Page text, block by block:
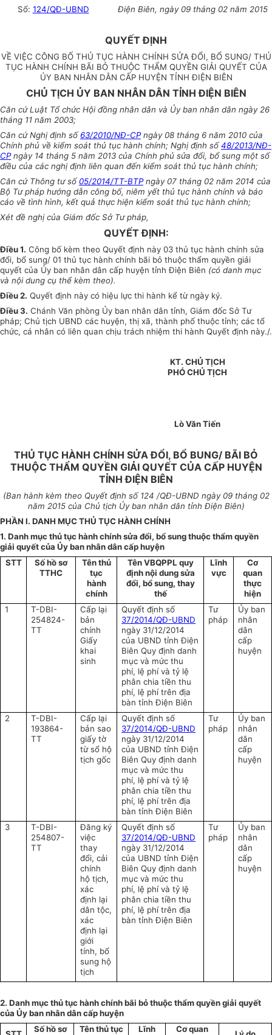
Số: 124/QĐ-UBND Điện Biên, ngày 09 tháng 02 năm 2015
QUYẾT ĐỊNH
VỀ VIỆC CÔNG BỐ THỦ TỤC HÀNH CHÍNH SỬA ĐỔI, BỔ SUNG/ THỦ
TỤC HÀNH CHÍNH BÃI BỎ THUỘC THẨM QUYỀN GIẢI QUYẾT CỦA
ỦY BAN NHÂN DÂN CẤP HUYỆN TỈNH ĐIỆN BIÊN
CHỦ TỊCH ỦY BAN NHÂN DÂN TỈNH ĐIỆN BIÊN
Căn cứ Luật Tổ chức Hội đồng nhân dân và Ủy ban nhân dân ngày 26
tháng 11 năm 2003;
Căn cứ Nghị định số 63/2010/NĐ-CPngày 08 tháng 6 năm 2010 của
Chính phủ về kiểm soát thủ tục hành chính; Nghị định số48/2013/NĐ-
CPngày 14 tháng 5 năm 2013 của Chính phủ sửa đổi, bổ sung một số
điều của các nghị định liên quan đến kiểm soát thủ tục hành chính;
Căn cứ Thông tư số 05/2014/TT-BTPngày 07 tháng 02 năm 2014 của
Bộ Tư pháp hướng dẫn công bố, niêm yết thủ tục hành chính và báo
cáo về tình hình, kết quả thực hiện kiểm soát thủ tục hành chính;
Xét đề nghị của Giám đốc Sở Tư pháp,
QUYẾT ĐỊNH:
Điều 1. Công bố kèm theo Quyết định này 03 thủ tục hành chính sửa
đổi, bổ sung/ 01 thủ tục hành chính bãi bỏ thuộc thẩm quyền giải
quyết của Ủy ban nhân dân cấp huyện tỉnh Điện Biên (có danh mục
và nội dung cụ thể kèm theo).
Điều 2. Quyết định này có hiệu lực thi hành kể từ ngày ký.
Điều 3. Chánh Văn phòng Ủy ban nhân dân tỉnh, Giám đốc Sở Tư
pháp; Chủ tịch UBND các huyện, thị xã, thành phố thuộc tỉnh; các tổ
chức, cá nhân có liên quan chịu trách nhiệm thi hành Quyết định này./.
KT. CHỦ TỊCH
PHÓ CHỦ TỊCH
Lò Văn Tiến
THỦ TỤC HÀNH CHÍNH SỬA ĐỔI, BỔ BUNG/ BÃI BỎ
THUỘC THẨM QUYỀN GIẢI QUYẾT CỦA CẤP HUYỆN
TỈNH ĐIỆN BIÊN
(Ban hành kèm theo Quyết định số 124 /QĐ-UBND ngày 09 tháng 02
năm 2015 của Chủ tịch Ủy ban nhân dân tỉnh Điện Biên)
PHẦN I. DANH MỤC THỦ TỤC HÀNH CHÍNH
1. Danh mục thủ tục hành chính sửa đổi, bổ sung thuộc thẩm quyền
giải quyết của Ủy ban nhân dân cấp huyện
STT
Số hồ sơ
TTHC
Tên thủ
tục
hành
chính
Tên VBQPPL quy
định nội dung sửa
đổi, bổ sung, thay
thế
Lĩnh
vực
Cơ
quan
thực
hiện
1
T-DBI-
254824-
TT
Cấp lại
bản
chính
Giấy
khai
sinh
Quyết định số
37/2014/QĐ-UBND
ngày 31/12/2014
của UBND tỉnh Điện
Biên Quy định danh
mục và mức thu
phí, lệ phí và tỷ lệ
phân chia tiền thu
phí, lệ phí trên địa
bàn tỉnh Điện Biên
Tư
pháp
Ủy ban
nhân
dân
cấp
huyện
2
T-DBI-
193864-
TT
Cấp lại
bản sao
giấy tờ
từ sổ hộ
tịch gốc
Quyết định số
37/2014/QĐ-UBND
ngày 31/12/2014
của UBND tỉnh Điện
Biên Quy định danh
mục và mức thu
phí, lệ phí và tỷ lệ
phân chia tiền thu
phí, lệ phí trên địa
bàn tỉnh Điện Biên
Tư
pháp
Ủy ban
nhân
dân
cấp
huyện
3
T-DBI-
254807-
TT
Đăng ký
việc
thay
đổi, cải
chính
hộ tịch,
xác
định lại
dân tộc,
xác
định lại
giới
tính, bổ
sung hộ
tịch
Quyết định số
37/2014/QĐ-UBND
ngày 31/12/2014
của UBND tỉnh Điện
Biên Quy định danh
mục và mức thu
phí, lệ phí và tỷ lệ
phân chia tiền thu
phí, lệ phí trên địa
bàn tỉnh Điện Biên
Tư
pháp
Ủy ban
nhân
dân
cấp
huyện
2. Danh mục thủ tục hành chính bãi bỏ thuộc thẩm quyền giải quyết
của Ủy ban nhân dân cấp huyện
Số hồ sơ
Tên thủ tục
Lĩnh
Cơ quan